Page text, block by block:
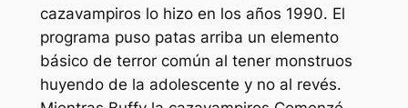
cazavampiros lo hizo en los años 1990. El
programa puso patas arriba un elemento
básico de terror común al tener monstruos
huyendo de la adolescente y no al revés.